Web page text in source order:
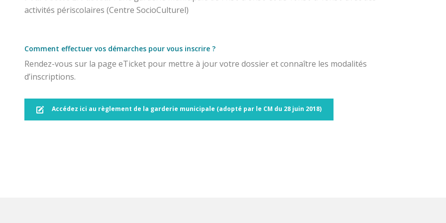
activités périscolaires (Centre SocioCulturel)
Comment effectuer vos démarches pour vous inscrire ?
Rendez-vous sur la page eTicket pour mettre à jour votre dossier et connaître les modalités
d’inscriptions.
Accédez ici au règlement de la garderie municipale (adopté par le CM du 28 juin 2018)